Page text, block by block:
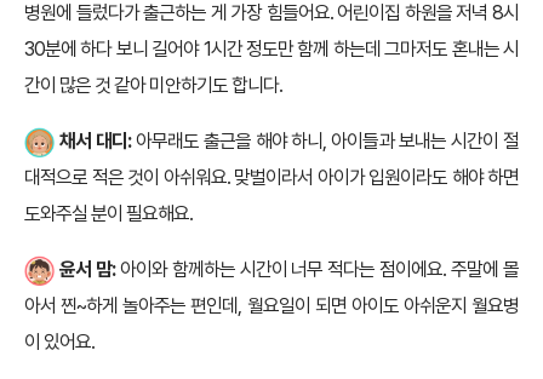
병원에 들렀다가 출근하는 게 가장 힘들어요. 어린이집 하원을 저녁 8시
30분에 하다 보니 길어야 1시간 정도만 함께 하는데 그마저도 혼내는 시
간이 많은 것 같아 미안하기도 합니다.
채서 대디:아무래도 출근을 해야 하니, 아이들과 보내는 시간이 절
대적으로 적은 것이 아쉬워요. 맞벌이라서 아이가 입원이라도 해야 하면
도와주실 분이 필요해요.
윤서 맘:아이와 함께하는 시간이 너무 적다는 점이에요. 주말에 몰
아서 찐~하게 놀아주는 편인데, 월요일이 되면 아이도 아쉬운지 월요병
이 있어요.